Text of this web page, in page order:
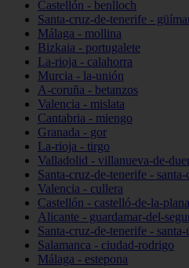
Castellón - benlloch
Santa-cruz-de-tenerife -
Málaga - mollina
Bizkaia - portugalete
La-rioja - calahorra
Murcia - la-unión
A-coruña - betanzos
Valencia - mislata
Cantabria - miengo
Granada - gor
La-rioja - tirgo
Valladolid - villanueva-de-
Santa-cruz-de-tenerife -
Valencia - cullera
Castellón - castelló-de-la-plana
Alicante - guardamar-del-
Santa-cruz-de-tenerife - santa-
Salamanca - ciudad-rodrigo
Málaga - estepona